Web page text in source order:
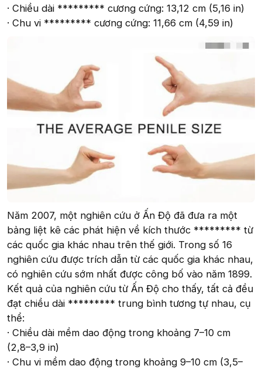
· Chiều dài ********* cương cứng: 13,12 cm (5,16 in)
· Chu vi ********* cương cứng: 11,66 cm (4,59 in)
Năm 2007, một nghiên cứu ở Ấn Độ đã đưa ra một
bảng liệt kê các phát hiện về kích thước ********* từ
các quốc gia khác nhau trên thế giới. Trong số 16
nghiên cứu được trích dẫn từ các quốc gia khác nhau,
có nghiên cứu sớm nhất được công bố vào năm 1899.
Kết quả của nghiên cứu từ Ấn Độ cho thấy, tất cả đều
đạt chiều dài ********* trung bình tương tự nhau, cụ
thể:
· Chiều dài mềm dao động trong khoảng 7–10 cm
(2,8–3,9 in)
· Chu vi mềm dao động trong khoảng 9–10 cm (3,5–